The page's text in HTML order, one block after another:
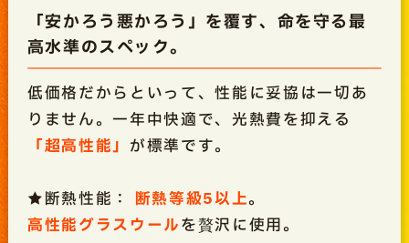
「安かろう悪かろう」を覆す、命を守る最
高水準のスペック。
低価格だからといって、性能に妥協は一切あ
りません。一年中快適で、光熱費を抑える
「超高性能」 が標準です。
★断熱性能： 断熱等級5以上。
高性能グラスウールを贅沢に使用。